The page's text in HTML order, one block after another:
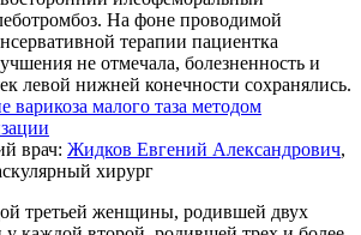
На фоне проводимой
терапии пациентка
не отмечала, болезненность и
левой нижней конечности сохранялись.
варикоза малого таза методом
врач: Жидков Евгений Александрович,
хирург
третьей женщины, родившей двух